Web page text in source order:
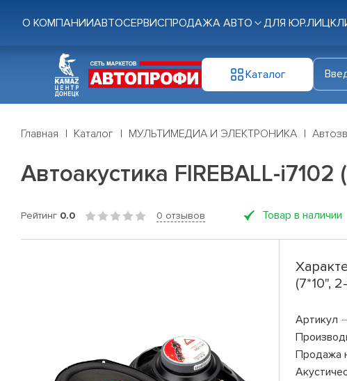
О КОМПАНИИАВТОСЕРВИСПРОДАЖА АВТО ДЛЯ ЮР.ЛИЦ
Каталог
Главная Каталог МУЛЬТИМЕДИА И ЭЛЕКТРОНИКА
Автоакустика FIREBALL-
Рейтинг 0.0 0 отзывов Товар в наличии
(7*10",
Артикул
Продажа